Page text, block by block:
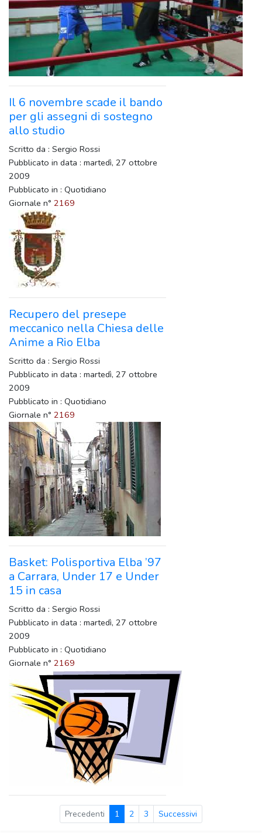
Il 6 novembre scade il bando
per gli assegni di sostegno
allo studio
Scritto da : Sergio Rossi
Pubblicato in data : martedì, 27 ottobre
2009
Pubblicato in : Quotidiano
Giornale n° 2169
Recupero del presepe
meccanico nella Chiesa delle
Anime a Rio Elba
Scritto da : Sergio Rossi
Pubblicato in data : martedì, 27 ottobre
2009
Pubblicato in : Quotidiano
Giornale n° 2169
Basket: Polisportiva Elba ’97
a Carrara, Under 17 e Under
15 in casa
Scritto da : Sergio Rossi
Pubblicato in data : martedì, 27 ottobre
2009
Pubblicato in : Quotidiano
Giornale n° 2169
Precedenti 1 2 3 Successivi